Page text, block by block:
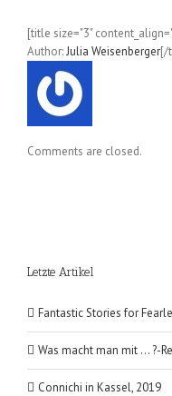
[title size="3"
Author:Julia Weisenberger[/
Comments are closed.
Letzte Artikel
Fantastic Stories for
Was macht man mit … ?-
Connichi in Kassel, 2019